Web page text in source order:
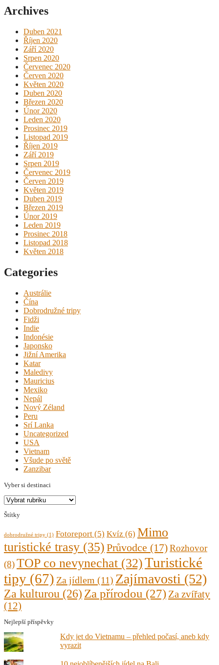
Archives
Duben 2021
Říjen 2020
Září 2020
Srpen 2020
Červenec 2020
Červen 2020
Květen 2020
Duben 2020
Březen 2020
Únor 2020
Leden 2020
Prosinec 2019
Listopad 2019
Říjen 2019
Září 2019
Srpen 2019
Červenec 2019
Červen 2019
Květen 2019
Duben 2019
Březen 2019
Únor 2019
Leden 2019
Prosinec 2018
Listopad 2018
Květen 2018
Categories
Austrálie
Čína
Dobrodružné tripy
Fidži
Indie
Indonésie
Japonsko
Jižní Amerika
Katar
Maledivy
Mauricius
Mexiko
Nepál
Nový Zéland
Peru
Srí Lanka
Uncategorized
USA
Vietnam
Všude po světě
Zanzibar
Vyber si destinaci
Vyber
destinaci
Štítky
dobrodružné tripy (1) Fotoreport (5) Kvíz (6) Mimo
turistické trasy (35) Průvodce (17)Rozhovor
(8)TOP co nevynechat (32)Turistické
tipy (67) Za jídlem (11) Zajímavosti (52)
Za kulturou (26) Za přírodou (27) Za zvířaty
(12)
Nejlepší příspěvky
Kdy jet do Vietnamu – přehled počasí, aneb kdy
vyrazit